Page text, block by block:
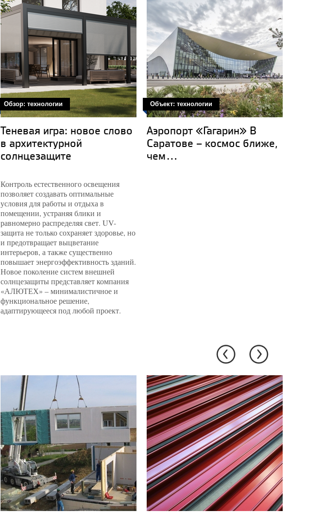
Обзор: технологии
Теневая игра: новое слово
в архитектурной
солнцезащите
Контроль естественного освещения
позволяет создавать оптимальные
условия для работы и отдыха в
помещении, устраняя блики и
равномерно распределяя свет. UV-
защита не только сохраняет здоровье, но
и предотвращает выцветание
интерьеров, а также существенно
повышает энергоэффективность зданий.
Новое поколение систем внешней
солнцезащиты представляет компания
«АЛЮТЕХ» – минималистичное и
функциональное решение,
адаптирующееся под любой проект.
Объект: технологии
Аэропорт «Гагарин» В
Саратове – космос ближе,
чем...